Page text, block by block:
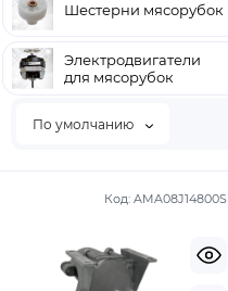
Шестерни мясорубок
Электродвигатели
для мясорубок
По умолчанию
Код: AMA08J14800S